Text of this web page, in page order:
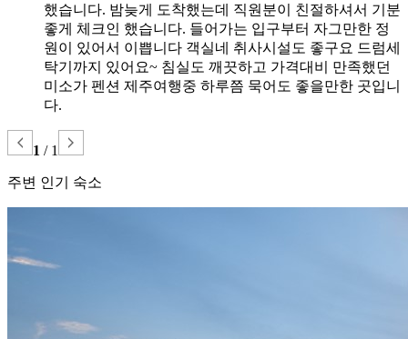
했습니다. 밤늦게 도착했는데 직원분이 친절하셔서 기분
좋게 체크인 했습니다. 들어가는 입구부터 자그만한 정
원이 있어서 이쁩니다 객실네 취사시설도 좋구요 드럼세
탁기까지 있어요~ 침실도 깨끗하고 가격대비 만족했던
미소가 펜션 제주여행중 하루쯤 묵어도 좋을만한 곳입니
다.
1 / 1
주변 인기 숙소